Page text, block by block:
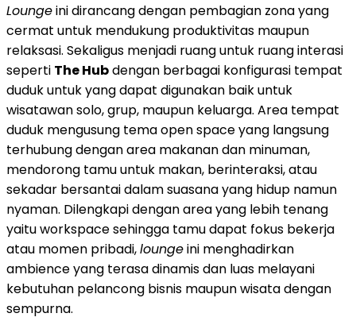
Loungeini dirancang dengan pembagian zona yang
cermat untuk mendukung produktivitas maupun
relaksasi. Sekaligus menjadi ruang untuk ruang interasi
seperti The Hubdengan berbagai konfigurasi tempat
duduk untuk yang dapat digunakan baik untuk
wisatawan solo, grup, maupun keluarga. Area tempat
duduk mengusung tema open space yang langsung
terhubung dengan area makanan dan minuman,
mendorong tamu untuk makan, berinteraksi, atau
sekadar bersantai dalam suasana yang hidup namun
nyaman. Dilengkapi dengan area yang lebih tenang
yaitu workspace sehingga tamu dapat fokus bekerja
atau momen pribadi,loungeini menghadirkan
ambience yang terasa dinamis dan luas melayani
kebutuhan pelancong bisnis maupun wisata dengan
sempurna.